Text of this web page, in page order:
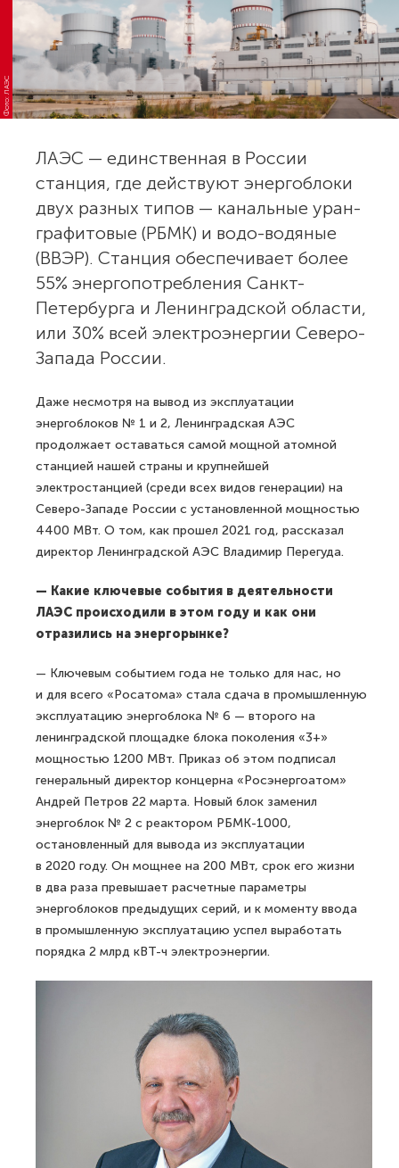
Фото: ЛАЭС
ЛАЭС — единственная в России
станция, где действуют энергоблоки
двух разных типов — канальные уран-
графитовые (РБМК) и водо-водяные
(ВВЭР). Станция обеспечивает более
55% энергопотребления Санкт-
Петербурга и Ленинградской области,
или 30% всей электроэнергии Северо-
Запада России.
Даже несмотря на вывод из эксплуатации
энергоблоков № 1 и 2, Ленинградская АЭС
продолжает оставаться самой мощной атомной
станцией нашей страны и крупнейшей
электростанцией (среди всех видов генерации) на
Северо-Западе России с установленной мощностью
4400 МВт. О том, как прошел 2021 год, рассказал
директор Ленинградской АЭС Владимир Перегуда.
— Какие ключевые события в деятельности
ЛАЭС происходили в этом году и как они
отразились на энергорынке?
— Ключевым событием года не только для нас, но
и для всего «Росатома» стала сдача в промышленную
эксплуатацию энергоблока № 6 — второго на
ленинградской площадке блока поколения «3+»
мощностью 1200 МВт. Приказ об этом подписал
генеральный директор концерна «Росэнергоатом»
Андрей Петров 22 марта. Новый блок заменил
энергоблок № 2 с реактором РБМК-1000,
остановленный для вывода из эксплуатации
в 2020 году. Он мощнее на 200 МВт, срок его жизни
в два раза превышает расчетные параметры
энергоблоков предыдущих серий, и к моменту ввода
в промышленную эксплуатацию успел выработать
порядка 2 млрд кВТ-ч электроэнергии.